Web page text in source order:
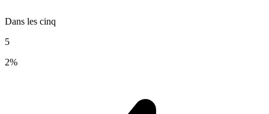
Dans les cinq
5
2%